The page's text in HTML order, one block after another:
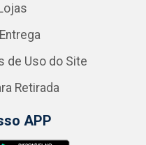
de Uso do Site
Retirada
APP